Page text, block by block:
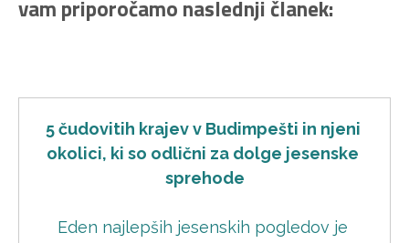
vam priporočamo naslednji članek:
5 čudovitih krajev v Budimpešti in njeni
okolici, ki so odlični za dolge jesenske
sprehode
Eden najlepših jesenskih pogledov je